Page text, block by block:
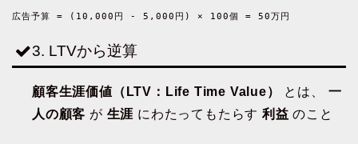
広告予算 = (10,000円 - 5,000円) × 100個 = 50万円
3. LTVから逆算
顧客生涯価値（LTV：Life Time Value） とは、 一
人の顧客 が 生涯 にわたってもたらす利益 のこと